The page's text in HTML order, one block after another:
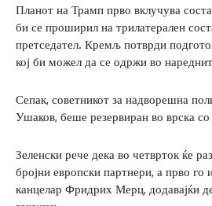
Планот на Трамп прво вклучува
би се проширил на трилатерален
претседател. Кремљ потврди
кој би можел да се одржи во
Сепак, советникот за надворешна
Ушаков, беше резервиран во врска со
Зеленски рече дека во четврток ќе
бројни европски партнери, а прво
канцелар Фридрих Мерц, додавајќи